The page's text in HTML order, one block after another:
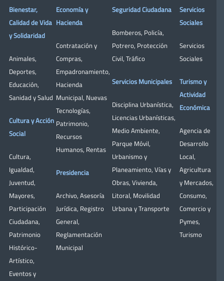
Bienestar,
Calidad de Vida
y Solidaridad
Animales,
Deportes,
Educación,
Sanidad y Salud
Cultura y Acción
Social
Cultura,
Igualdad,
Juventud,
Mayores,
Participación
Ciudadana,
Patrimonio
Histórico-
Artístico,
Eventos y
Economía y
Hacienda
Contratación y
Compras,
Empadronamiento,
Hacienda
Municipal, Nuevas
Tecnologías,
Patrimonio,
Recursos
Humanos, Rentas
Presidencia
Archivo, Asesoría
Jurídica, Registro
General,
Reglamentación
Municipal
Seguridad Ciudadana
Bomberos, Policía,
Potrero, Protección
Civil, Tráfico
Servicios Municipales
Disciplina Urbanística,
Licencias Urbanísticas,
Medio Ambiente,
Parque Móvil,
Urbanismo y
Planeamiento, Vías y
Obras, Vivienda,
Litoral, Movilidad
Urbana y Transporte
Servicios
Sociales
Servicios
Sociales
Turismo y
Actividad
Económica
Agencia de
Desarrollo
Local,
Agricultura
y Mercados,
Consumo,
Comercio y
Pymes,
Turismo